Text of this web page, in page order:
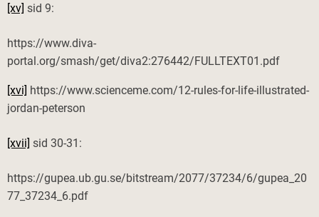
[xv] sid 9:
https://www.diva-
portal.org/smash/get/diva2:276442/FULLTEXT01.pdf
[xvi] https://www.scienceme.com/12-rules-for-life-illustrated-
jordan-peterson
[xvii] sid 30-31:
https://gupea.ub.gu.se/bitstream/2077/37234/6/gupea_20
77_37234_6.pdf